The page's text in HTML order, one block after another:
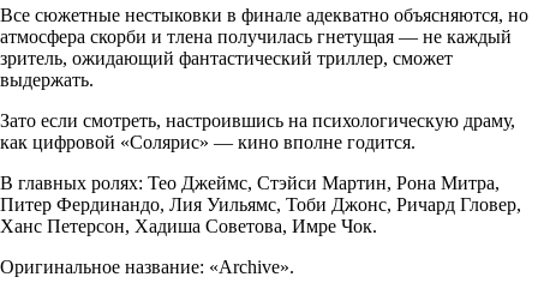
Все сюжетные нестыковки в финале адекватно объясняются, но
атмосфера скорби и тлена получилась гнетущая — не каждый
зритель, ожидающий фантастический триллер, сможет
выдержать.
Зато если смотреть, настроившись на психологическую драму,
как цифровой «Солярис» — кино вполне годится.
В главных ролях: Тео Джеймс, Стэйси Мартин, Рона Митра,
Питер Фердинандо, Лия Уильямс, Тоби Джонс, Ричард Гловер,
Ханс Петерсон, Хадиша Советова, Имре Чок.
Оригинальное название: «Archive».